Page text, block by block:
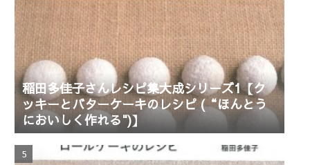
稲田多佳子さんレシピ集大成シリーズ1【ク
ッキーとバターケーキのレシピ (“ほんとう
においしく作れる")】